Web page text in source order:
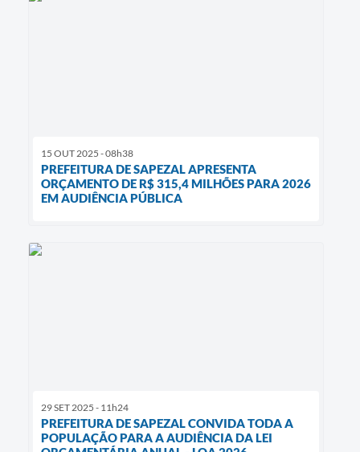
15 OUT 2025 - 08h38
PREFEITURA DE SAPEZAL APRESENTA
ORÇAMENTO DE R$ 315,4 MILHÕES PARA 2026
EM AUDIÊNCIA PÚBLICA
29 SET 2025 - 11h24
PREFEITURA DE SAPEZAL CONVIDA TODA A
POPULAÇÃO PARA A AUDIÊNCIA DA LEI